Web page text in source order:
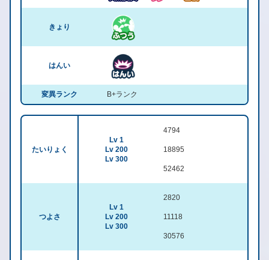
きょり
はんい
変異ランク B+ランク
たいりょく
Lv 1
Lv 200
Lv 300
4794
18895
52462
つよさ
Lv 1
Lv 200
Lv 300
2820
11118
30576